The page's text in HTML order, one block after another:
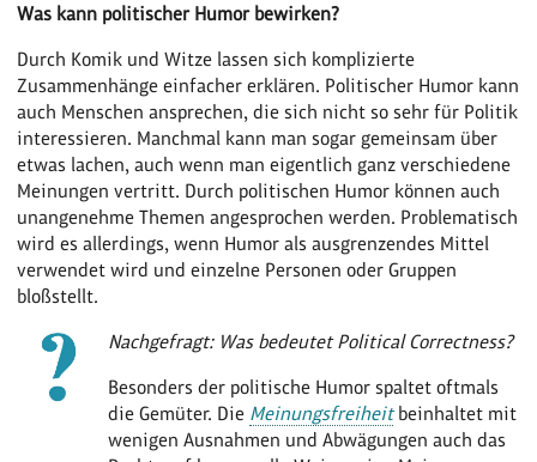
Was kann politischer Humor bewirken?
Durch Komik und Witze lassen sich komplizierte
Zusammenhänge einfacher erklären. Politischer Humor kann
auch Menschen ansprechen, die sich nicht so sehr für Politik
interessieren. Manchmal kann man sogar gemeinsam über
etwas lachen, auch wenn man eigentlich ganz verschiedene
Meinungen vertritt. Durch politischen Humor können auch
unangenehme Themen angesprochen werden. Problematisch
wird es allerdings, wenn Humor als ausgrenzendes Mittel
verwendet wird und einzelne Personen oder Gruppen
bloßstellt.
Nachgefragt: Was bedeutet Political Correctness?
Besonders der politische Humor spaltet oftmals
die Gemüter. Die Meinungsfreiheitbeinhaltet mit
wenigen Ausnahmen und Abwägungen auch das